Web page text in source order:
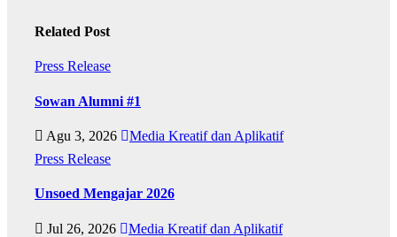
Related Post
Press Release
Sowan Alumni #1
Agu 3, 2026
Media Kreatif dan Aplikatif
Press Release
Unsoed Mengajar 2026
Jul 26, 2026
Media Kreatif dan Aplikatif